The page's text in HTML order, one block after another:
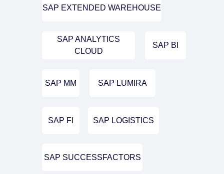
SAP ANALYTICS
CLOUD
SAP BI
SAP EXTENDED WAREHOUSE
SAP LOGISTICS
SAP LUMIRA
SAP FI
SAP MM
SAP SUCCESSFACTORS